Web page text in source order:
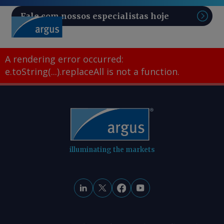
Fale com nossos especialistas hoje
A rendering error occurred:
e.toString(...).replaceAll is not a function.
illuminating the markets